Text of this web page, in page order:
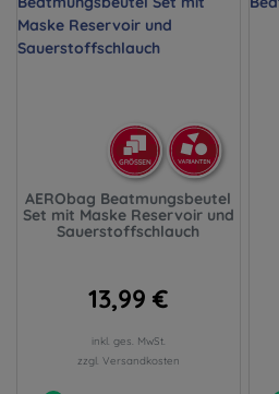
AERObag Beatmungsbeutel
Set mit Maske Reservoir und
Sauerstoffschlauch
13,99 €
inkl. ges. MwSt.
zzgl. Versandkosten